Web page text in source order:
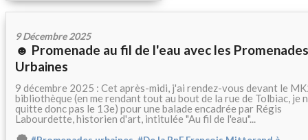
9 Décembre 2025
☻ Promenade au fil de l'eau avec les Promenades
Urbaines
9 décembre 2025 : Cet après-midi, j'ai rendez-vous devant le
bibliothèque (en me rendant tout au bout de la rue de Tolbiac, je
quitte donc pas le 13e) pour une balade encadrée par Régis
Labourdette, historien d'art, intitulée "Au fil de l'eau"...